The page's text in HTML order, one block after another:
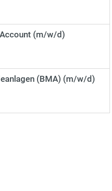
(m/w/d)
(BMA) (m/w/d)